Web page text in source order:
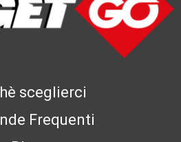
sceglierci
Frequenti